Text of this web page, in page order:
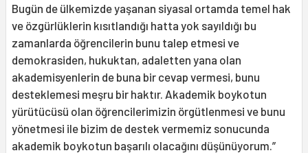
Bugün de ülkemizde yaşanan siyasal ortamda temel hak
ve özgürlüklerin kısıtlandığı hatta yok sayıldığı bu
zamanlarda öğrencilerin bunu talep etmesi ve
demokrasiden, hukuktan, adaletten yana olan
akademisyenlerin de buna bir cevap vermesi, bunu
desteklemesi meşru bir haktır. Akademik boykotun
yürütücüsü olan öğrencilerimizin örgütlenmesi ve bunu
yönetmesi ile bizim de destek vermemiz sonucunda
akademik boykotun başarılı olacağını düşünüyorum.”